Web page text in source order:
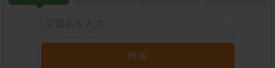
検索